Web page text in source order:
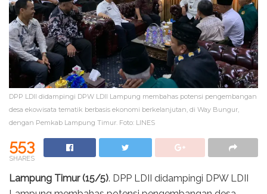
DPP LDII didampingi DPW LDII Lampung membahas potensi pengembangan
desa ekowisata tematik berbasis ekonomi berkelanjutan, di Way Bungur,
dengan Pemkab Lampung Timur. Foto: LINES
553
SHARES
Lampung Timur (15/5). DPP LDII didampingi DPW LDII